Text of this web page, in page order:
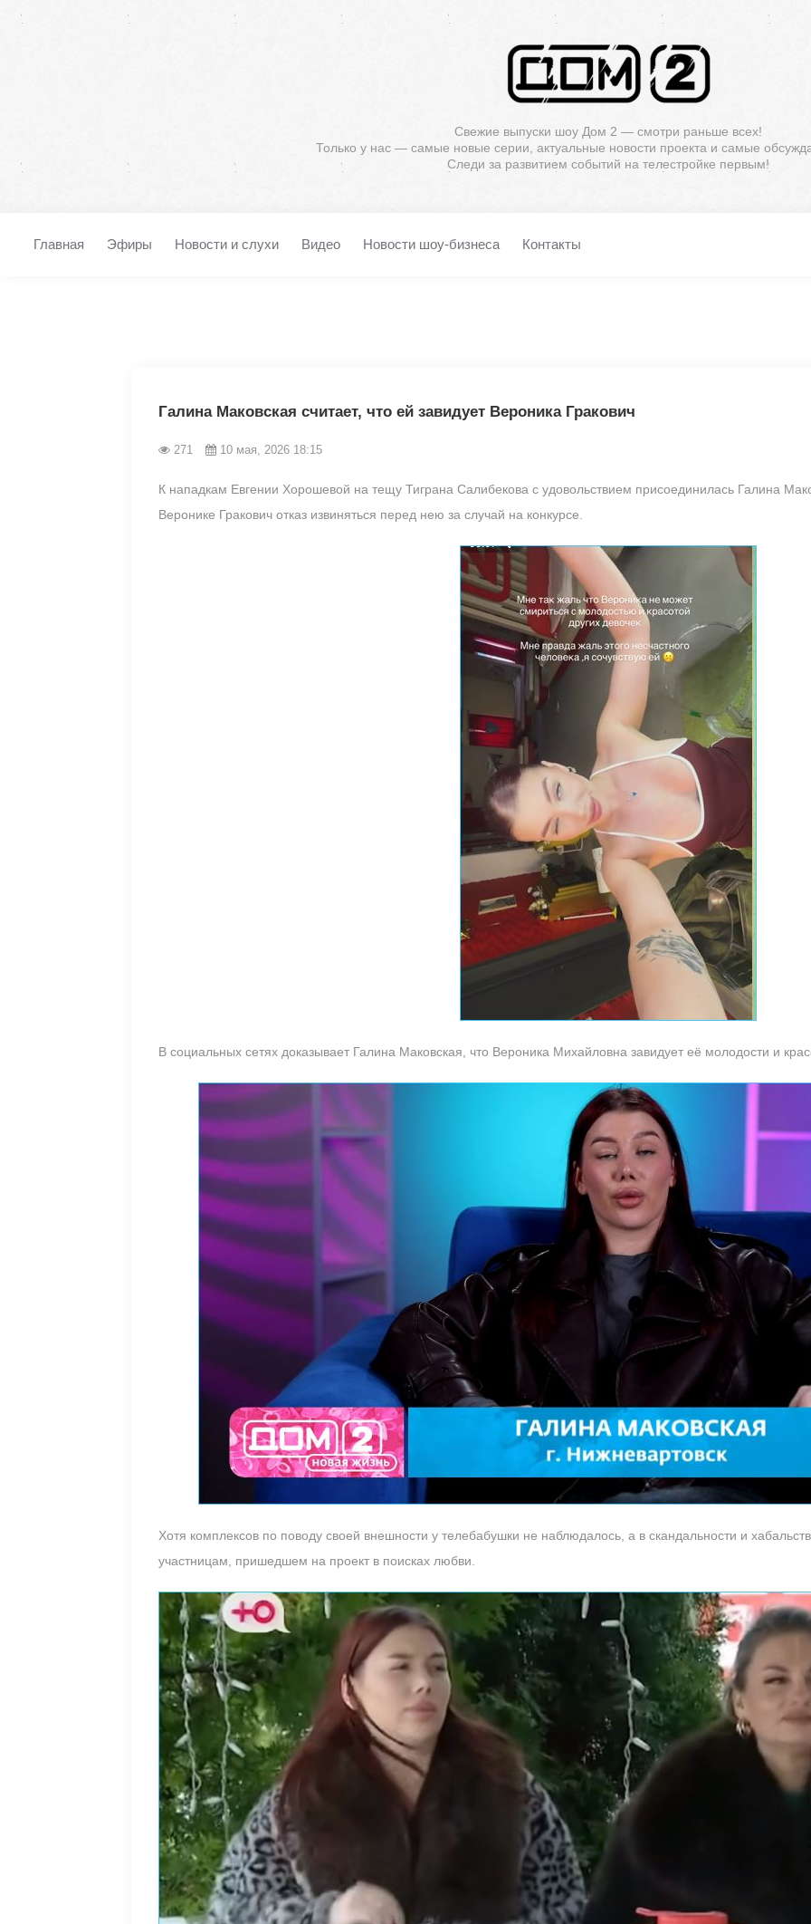
Свежие выпуски шоу Дом 2 — смотри раньше всех!
Только у нас — самые новые серии, актуальные новости проекта и самые
Следи за развитием событий на телестройке первым!
Главная Эфиры Новости и слухи Видео Новости шоу-бизнеса Контакты
Галина Маковская считает, что ей завидует Вероника Гракович
271 10 мая, 2026 18:15
К нападкам Евгении Хорошевой на тещу Тиграна Салибекова с удовольствием присоединилась Галина
Веронике Гракович отказ извиняться перед нею за случай на конкурсе.
В социальных сетях доказывает Галина Маковская, что Вероника Михайловна завидует её молодости и
Хотя комплексов по поводу своей внешности у телебабушки не наблюдалось, а в скандальности и
участницам, пришедшем на проект в поисках любви.